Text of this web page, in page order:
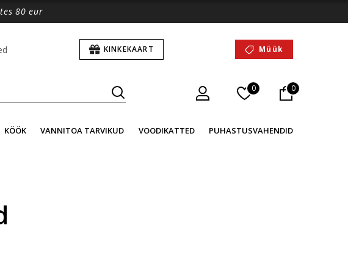
80 eur
KINKEKAART Müük
0 0
KÖÖK VANNITOA TARVIKUD VOODIKATTED PUHASTUSVAHENDID